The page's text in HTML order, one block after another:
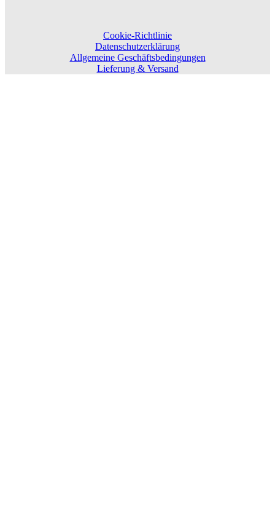
Cookie-Richtlinie
Datenschutzerklärung
Allgemeine Geschäftsbedingungen
Lieferung & Versand